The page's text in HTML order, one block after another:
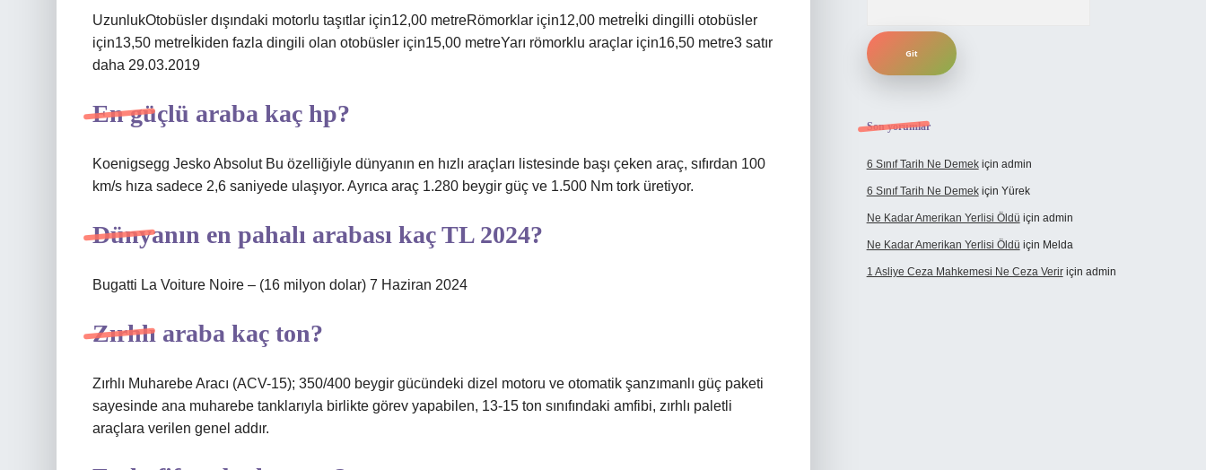
UzunlukOtobüsler dışındaki motorlu taşıtlar için12,00 metreRömorklar için12,00 metreİki dingilli otobüsler
için13,50 metreİkiden fazla dingili olan otobüsler için15,00 metreYarı römorklu araçlar için16,50 metre3 satır
daha 29.03.2019
En güçlü araba kaç hp?
Koenigsegg Jesko Absolut Bu özelliğiyle dünyanın en hızlı araçları listesinde başı çeken araç, sıfırdan 100
km/s hıza sadece 2,6 saniyede ulaşıyor. Ayrıca araç 1.280 beygir güç ve 1.500 Nm tork üretiyor.
Dünyanın en pahalı arabası kaç TL 2024?
Bugatti La Voiture Noire – (16 milyon dolar) 7 Haziran 2024
Zırhlı araba kaç ton?
Zırhlı Muharebe Aracı (ACV-15); 350/400 beygir gücündeki dizel motoru ve otomatik şanzımanlı güç paketi
sayesinde ana muharebe tanklarıyla birlikte görev yapabilen, 13-15 ton sınıfındaki amfibi, zırhlı paletli
araçlara verilen genel addır.
Son yorumlar
6 Sınıf Tarih Ne Demekiçin admin
6 Sınıf Tarih Ne Demekiçin Yürek
Ne Kadar Amerikan Yerlisi Öldü için admin
Ne Kadar Amerikan Yerlisi Öldü için Melda
1 Asliye Ceza Mahkemesi Ne Ceza Veririçin admin